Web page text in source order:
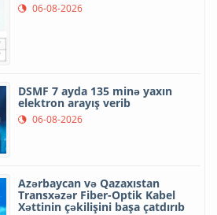
06-08-2026
DSMF 7 ayda 135 minə yaxın
elektron arayış verib
06-08-2026
Azərbaycan və Qazaxıstan
Transxəzər Fiber-Optik Kabel
Xəttinin çəkilişini başa çatdırıb